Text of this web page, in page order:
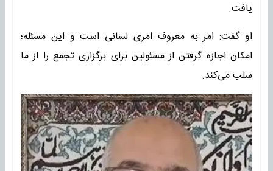
یافت.
او گفت: امر به معروف امری لسانی است و این مسئله؛
امکان اجازه گرفتن از مسئولین برای برگزاری تجمع را از ما
سلب می‌کند.